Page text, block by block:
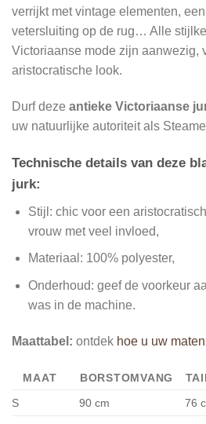
verrijkt met vintage elementen,
vetersluiting op de rug… Alle
Victoriaanse mode zijn aanwezig,
aristocratische look.
Durf deze antieke Victoriaanse
uw natuurlijke autoriteit als
Technische details van deze
jurk:
Stijl: chic voor een
vrouw met veel invloed,
Materiaal: 100% polyester,
Onderhoud: geef de voorkeur
was in de machine.
Maattabel: ontdek hoe u uw
MAAT BORSTOMVANG
S
90 cm 76